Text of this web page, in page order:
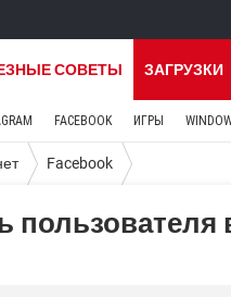
СОВЕТЫ ЗАГРУЗКИ
FACEBOOK ИГРЫ
Facebook
пользователя